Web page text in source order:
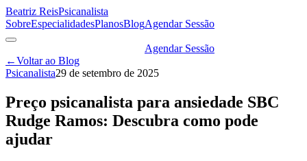
Beatriz ReisPsicanalista
SobreEspecialidadesPlanosBlogAgendar Sessão
Agendar Sessão
←Voltar ao Blog
Psicanalista29 de setembro de 2025
Preço psicanalista para ansiedade SBC
Rudge Ramos: Descubra como pode
ajudar